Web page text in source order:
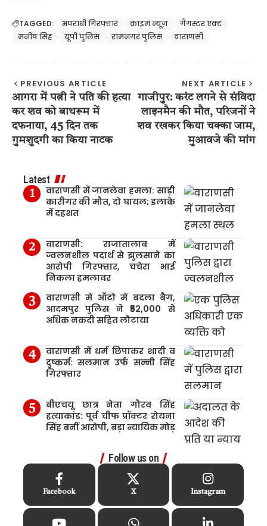
TAGGED: अपराधी गिरफ्तार क्राइम न्यूज़
गैंगस्टर एक्ट
मनीष सिंह
यूपी पुलिस रामनगर पुलिस वाराणसी
PREVIOUS ARTICLE
आगरा में पत्नी ने पति की हत्या
कर शव को बाथरूम में
दफनाया, 45 दिन तक
गुमशुदगी का किया नाटक
NEXT ARTICLE
गाजीपुर: करंट लगने से संविदा
लाइनमैन की मौत, परिजनों ने
शव रखकर किया चक्का जाम,
मुआवजे की मांग
Latest
वाराणसी में जानलेवा हमला: साड़ी
कारीगर की मौत, दो घायल; इलाके
में दहशत
वाराणसी: राजातालाब में
ज्वलनशील पदार्थ से झुलसाने का
आरोपी गिरफ्तार, चचेरा भाई
निकला हमलावर
वाराणसी में ऑटो में बदला बैग,
आदमपुर पुलिस ने ₹52,000 से
अधिक नकदी सहित लौटाया
वाराणसी में धर्म छिपाकर शादी व
दुष्कर्म: सलमान उर्फ सन्नी सिंह
गिरफ्तार
बीएचयू छात्र नेता गौरव सिंह
हत्याकांड: पूर्व चीफ प्रॉक्टर रोयना
सिंह बनीं आरोपी, बड़ा न्यायिक मोड़
Follow us on
Facebook X Instagram